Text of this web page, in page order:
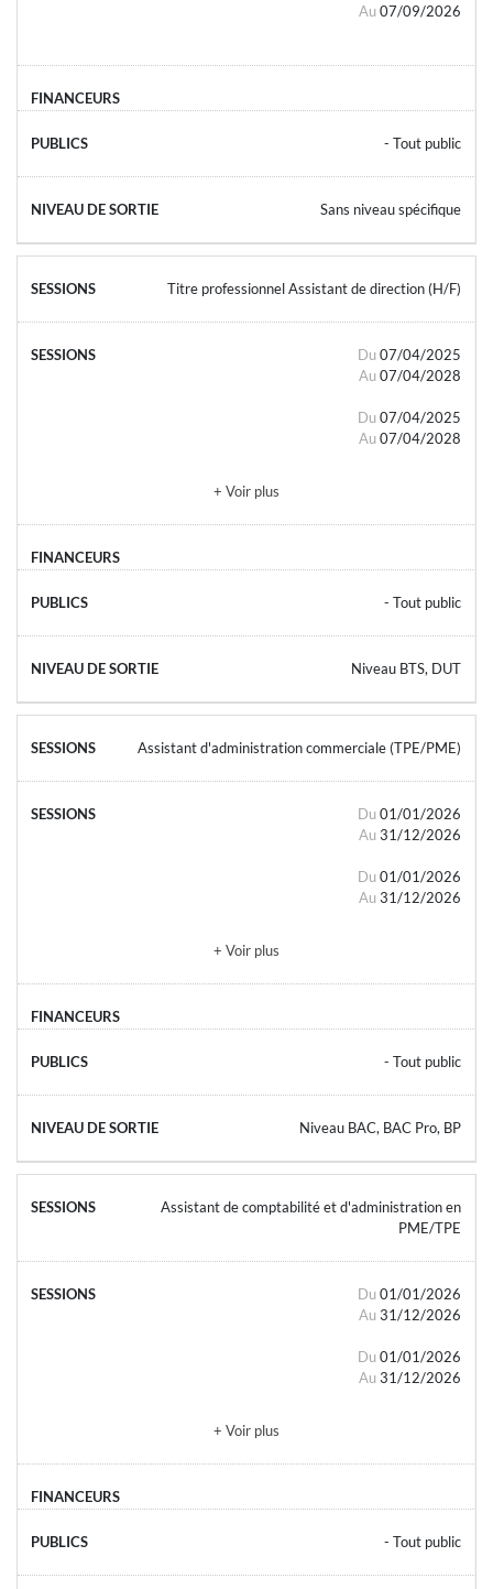
Au 07/09/2026
- Tout public
Sans niveau spécifique
Titre professionnel Assistant de direction (H/F)
Du 07/04/2025
Au 07/04/2028
Du 07/04/2025
Au 07/04/2028
+ Voir plus
- Tout public
Niveau BTS, DUT
Assistant d'administration commerciale (TPE/PME)
Du 01/01/2026
Au 31/12/2026
Du 01/01/2026
Au 31/12/2026
+ Voir plus
- Tout public
Niveau BAC, BAC Pro, BP
Assistant de comptabilité et d'administration en
PME/TPE
Du 01/01/2026
Au 31/12/2026
Du 01/01/2026
Au 31/12/2026
+ Voir plus
- Tout public